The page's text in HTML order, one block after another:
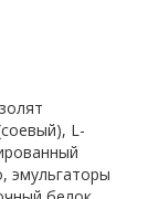
L-
эмульгаторы